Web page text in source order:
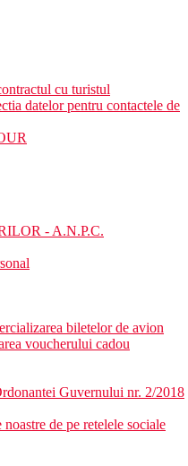
cu turistul
datelor pentru contactele de
- A.N.P.C.
biletelor de avion
voucherului cadou
Guvernului nr. 2/2018
de pe retelele sociale